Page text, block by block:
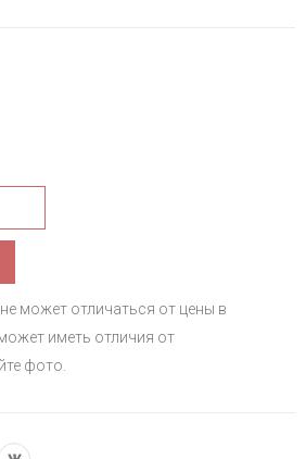
может отличаться от цены в
иметь отличия от
фото.